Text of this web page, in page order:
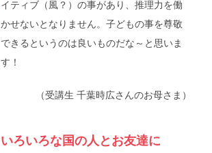
イティブ（風？）の事があり、推理力を働
かせないとなりません。子どもの事を尊敬
できるというのは良いものだな～と思いま
す！
（受講生 千葉時広さんのお母さま）
いろいろな国の人とお友達に